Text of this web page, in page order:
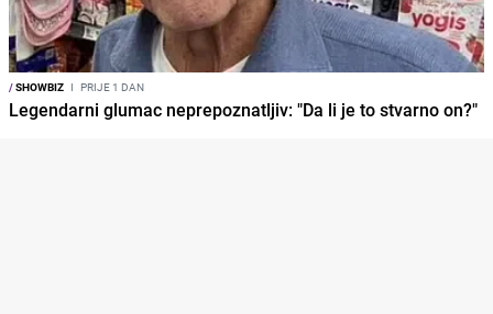
/SHOWBIZ I PRIJE 1 DAN
Legendarni glumac neprepoznatljiv: "Da li je to stvarno on?"